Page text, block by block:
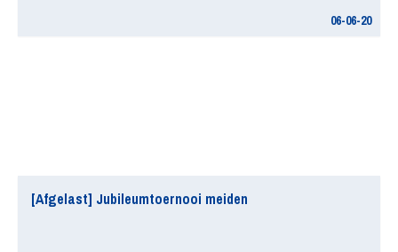
06-06-20
[Afgelast] Jubileumtoernooi meiden